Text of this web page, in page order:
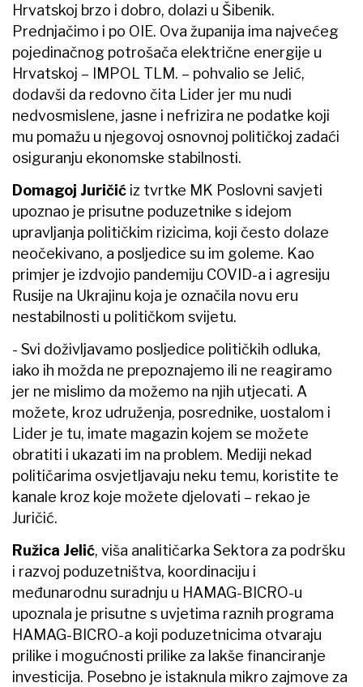
Hrvatskoj brzo i dobro, dolazi u Šibenik.
Prednjačimo i po OIE. Ova županija ima najvećeg
pojedinačnog potrošača električne energije u
Hrvatskoj – IMPOL TLM. – pohvalio se Jelić,
dodavši da redovno čita Lider jer mu nudi
nedvosmislene, jasne i nefrizira ne podatke koji
mu pomažu u njegovoj osnovnoj političkoj zadaći
osiguranju ekonomske stabilnosti.
Domagoj Juričić iz tvrtke MK Poslovni savjeti
upoznao je prisutne poduzetnike s idejom
upravljanja političkim rizicima, koji često dolaze
neočekivano, a posljedice su im goleme. Kao
primjer je izdvojio pandemiju COVID-a i agresiju
Rusije na Ukrajinu koja je označila novu eru
nestabilnosti u političkom svijetu.
- Svi doživljavamo posljedice političkih odluka,
iako ih možda ne prepoznajemo ili ne reagiramo
jer ne mislimo da možemo na njih utjecati. A
možete, kroz udruženja, posrednike, uostalom i
Lider je tu, imate magazin kojem se možete
obratiti i ukazati im na problem. Mediji nekad
političarima osvjetljavaju neku temu, koristite te
kanale kroz koje možete djelovati – rekao je
Juričić.
Ružica Jelić, viša analitičarka Sektora za podršku
i razvoj poduzetništva, koordinaciju i
međunarodnu suradnju u HAMAG-BICRO-u
upoznala je prisutne s uvjetima raznih programa
HAMAG-BICRO-a koji poduzetnicima otvaraju
prilike i mogućnosti prilike za lakše financiranje
investicija. Posebno je istaknula mikro zajmove za